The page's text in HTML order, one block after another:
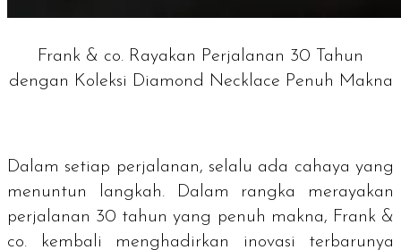
Frank & co. Rayakan Perjalanan 30 Tahun
dengan Koleksi Diamond Necklace Penuh Makna
Dalam setiap perjalanan, selalu ada cahaya yang
menuntun langkah. Dalam rangka merayakan
perjalanan 30 tahun yang penuh makna, Frank &
co. kembali menghadirkan inovasi terbarunya